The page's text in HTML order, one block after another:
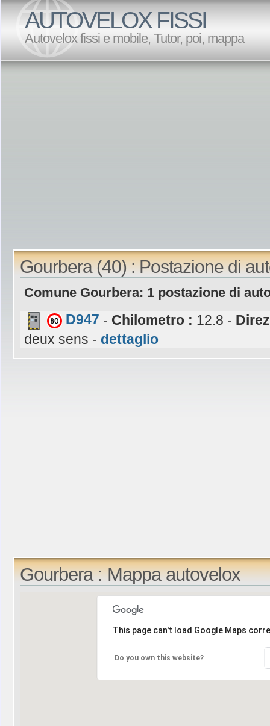
AUTOVELOX FISSI
Autovelox fissi e mobile, Tutor, poi, mappa
Gourbera (40) : Postazione di
Comune Gourbera: 1 postazione di
D947 - Chilometro : 12.8 -
deux sens - dettaglio
Gourbera : Mappa autovelox
This page can't load Google Maps
Do you own this website?